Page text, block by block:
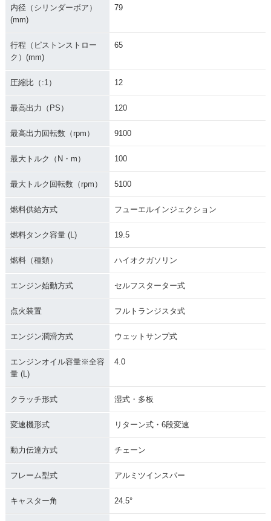
内径（シリンダーボア）
(mm)
79
行程（ピストンストロー
ク）(mm)
65
圧縮比（:1） 12
最高出力（PS） 120
最高出力回転数（rpm） 9100
最大トルク（N・m） 100
最大トルク回転数（rpm） 5100
燃料供給方式 フューエルインジェクション
燃料タンク容量 (L) 19.5
燃料（種類） ハイオクガソリン
エンジン始動方式 セルフスターター式
点火装置 フルトランジスタ式
エンジン潤滑方式 ウェットサンプ式
エンジンオイル容量※全容
量 (L)
4.0
クラッチ形式 湿式・多板
変速機形式 リターン式・6段変速
動力伝達方式 チェーン
フレーム型式 アルミツインスパー
キャスター角 24.5°